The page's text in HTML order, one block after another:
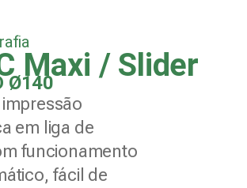
Maxi / Slider
Ø140
em liga de
funcionamento
fácil de